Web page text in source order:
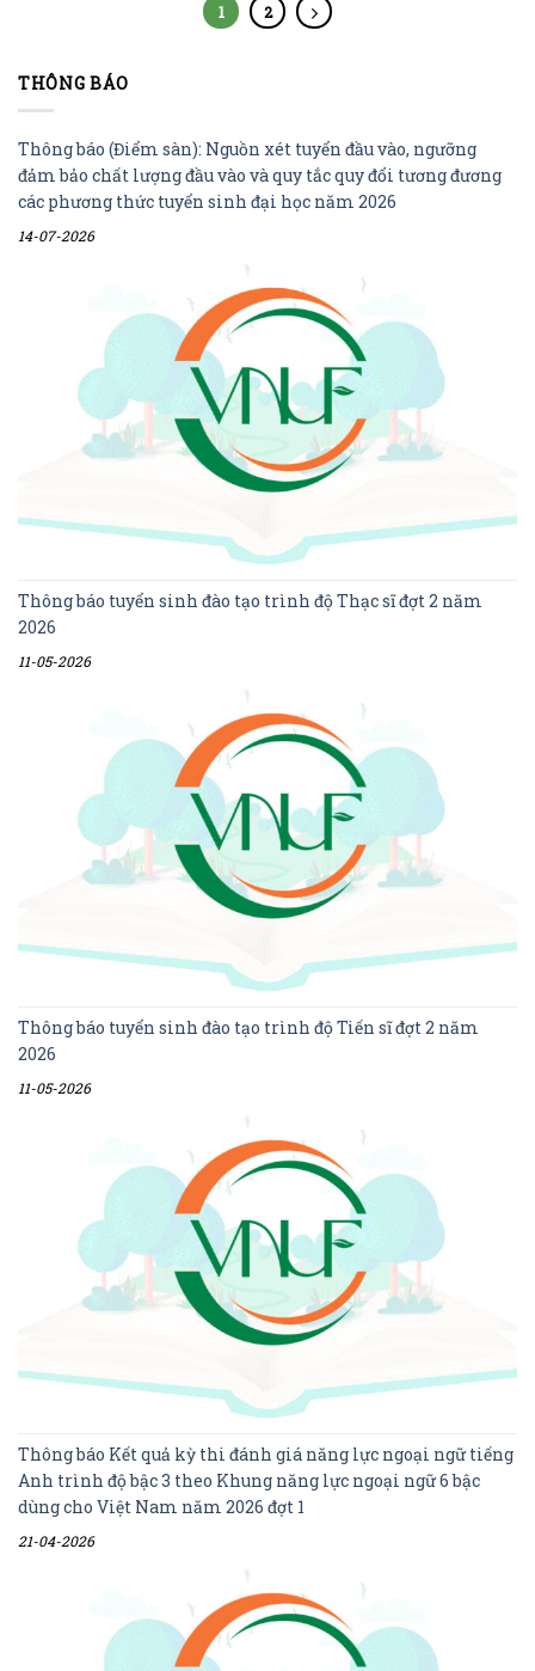
1 2
THÔNG BÁO
Thông báo (Điểm sàn): Nguồn xét tuyển đầu vào, ngưỡng
đảm bảo chất lượng đầu vào và quy tắc quy đổi tương đương
các phương thức tuyển sinh đại học năm 2026
14-07-2026
Thông báo tuyển sinh đào tạo trình độ Thạc sĩ đợt 2 năm
2026
11-05-2026
Thông báo tuyển sinh đào tạo trình độ Tiến sĩ đợt 2 năm
2026
11-05-2026
Thông báo Kết quả kỳ thi đánh giá năng lực ngoại ngữ tiếng
Anh trình độ bậc 3 theo Khung năng lực ngoại ngữ 6 bậc
dùng cho Việt Nam năm 2026 đợt 1
21-04-2026